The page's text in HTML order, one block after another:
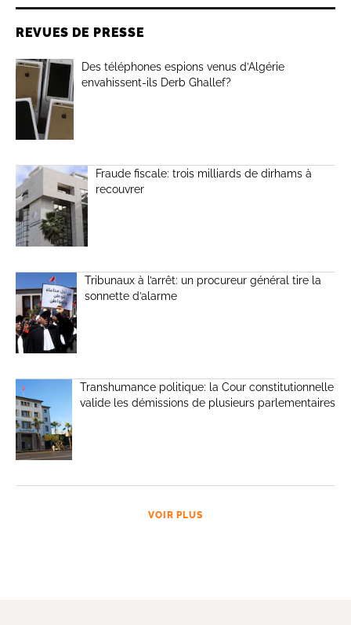
REVUES DE PRESSE
Des téléphones espions venus d’Algérie
envahissent-ils Derb Ghallef?
Fraude fiscale: trois milliards de dirhams à
recouvrer
Tribunaux à l’arrêt: un procureur général tire la
sonnette d’alarme
Transhumance politique: la Cour constitutionnelle
valide les démissions de plusieurs parlementaires
VOIR PLUS